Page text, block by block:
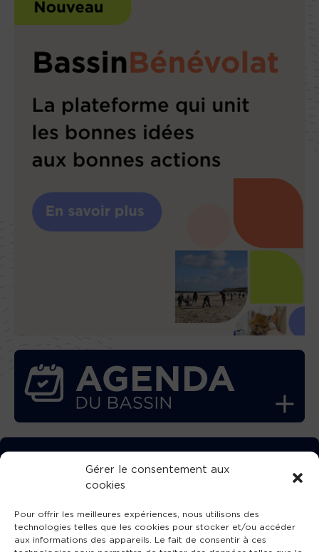
Gérer le consentement aux
cookies
Pour offrir les meilleures expériences, nous utilisons des
technologies telles que les cookies pour stocker et/ou accéder
aux informations des appareils. Le fait de consentir à ces
TÉLÉCHARGEZ GRATUITEMENT
L’APPLICATION TVBA !